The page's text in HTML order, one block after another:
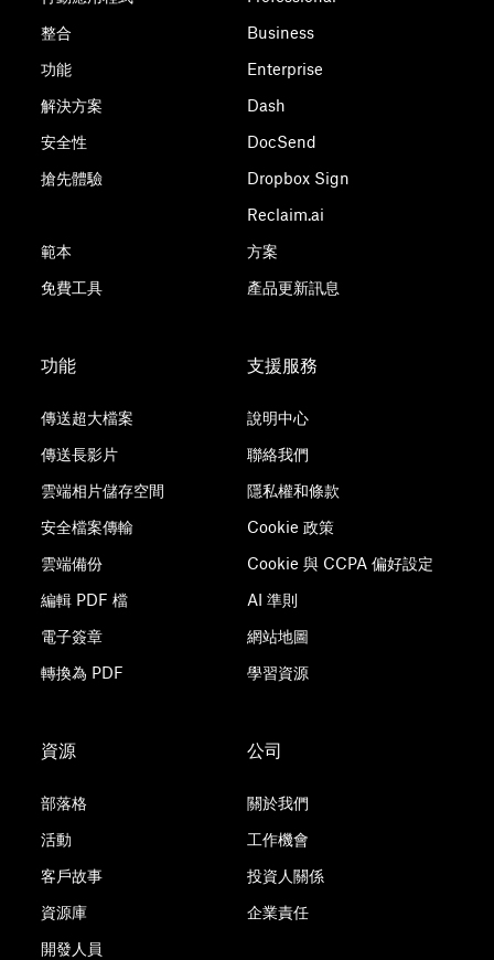
整合
功能
解決方案
安全性
搶先體驗
範本
免費工具
Business
Enterprise
Dash
DocSend
Dropbox Sign
Reclaim.ai
方案
產品更新訊息
功能
傳送超大檔案
傳送長影片
雲端相片儲存空間
安全檔案傳輸
雲端備份
編輯 PDF 檔
電子簽章
轉換為 PDF
支援服務
說明中心
聯絡我們
隱私權和條款
Cookie 政策
Cookie 與 CCPA 偏好設定
AI 準則
網站地圖
學習資源
資源
部落格
活動
客戶故事
資源庫
開發人員
公司
關於我們
工作機會
投資人關係
企業責任